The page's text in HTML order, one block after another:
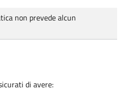
non prevede alcun
di avere: